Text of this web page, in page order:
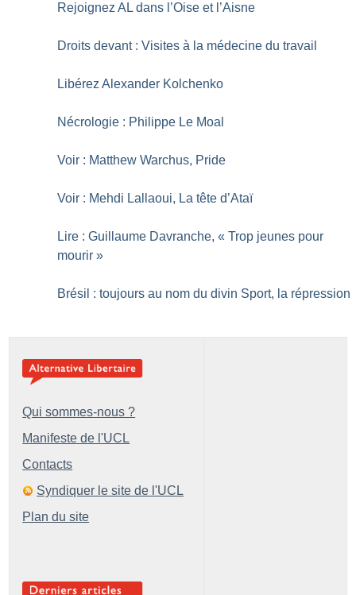
Rejoignez AL dans l’Oise et l’Aisne
Droits devant : Visites à la médecine du travail
Libérez Alexander Kolchenko
Nécrologie : Philippe Le Moal
Voir : Matthew Warchus, Pride
Voir : Mehdi Lallaoui, La tête d’Ataï
Lire : Guillaume Davranche, « Trop jeunes pour
mourir »
Brésil : toujours au nom du divin Sport, la répression
Qui sommes-nous ?
Manifeste de l'UCL
Contacts
Syndiquer le site de l'UCL
Plan du site